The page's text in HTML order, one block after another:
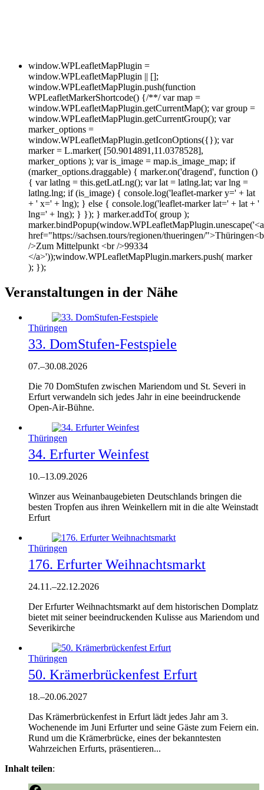
window.WPLeafletMapPlugin =
window.WPLeafletMapPlugin || [];
window.WPLeafletMapPlugin.push(function
WPLeafletMarkerShortcode() {/**/ var map =
window.WPLeafletMapPlugin.getCurrentMap(); var group =
window.WPLeafletMapPlugin.getCurrentGroup(); var
marker_options =
window.WPLeafletMapPlugin.getIconOptions({}); var
marker = L.marker( [50.9014891,11.0378528],
marker_options ); var is_image = map.is_image_map; if
(marker_options.draggable) { marker.on('dragend', function ()
{ var latlng = this.getLatLng(); var lat = latlng.lat; var lng =
latlng.lng; if (is_image) { console.log('leaflet-marker y=' + lat
+ ' x=' + lng); } else { console.log('leaflet-marker lat=' + lat + '
lng=' + lng); } }); } marker.addTo( group );
marker.bindPopup(window.WPLeafletMapPlugin.unescape('<a
href="https://sachsen.tours/regionen/thueringen/
/>Zum Mittelpunkt <br />99334
</a>'));window.WPLeafletMapPlugin.markers.push( marker
); });
Veranstaltungen in der Nähe
Thüringen
33. DomStufen-Festspiele
07.–30.08.2026
Die 70 DomStufen zwischen Mariendom und St. Severi in
Erfurt verwandeln sich jedes Jahr in eine beeindruckende
Open-Air-Bühne.
Thüringen
34. Erfurter Weinfest
10.–13.09.2026
Winzer aus Weinanbaugebieten Deutschlands bringen die
besten Tropfen aus ihren Weinkellern mit in die alte Weinstadt
Erfurt
Thüringen
176. Erfurter Weihnachtsmarkt
24.11.–22.12.2026
Der Erfurter Weihnachtsmarkt auf dem historischen Domplatz
bietet mit seiner beeindruckenden Kulisse aus Mariendom und
Severikirche
Thüringen
50. Krämerbrückenfest Erfurt
18.–20.06.2027
Das Krämerbrückenfest in Erfurt lädt jedes Jahr am 3.
Wochenende im Juni Erfurter und seine Gäste zum Feiern ein.
Rund um die Krämerbrücke, eines der bekanntesten
Wahrzeichen Erfurts, präsentieren...
Inhalt teilen: